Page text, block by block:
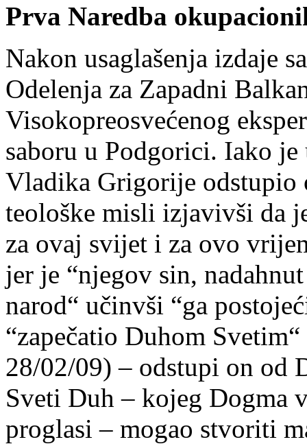
Prva Naredba
Nakon usaglašenja izdaje
Odelenja za Zapadni
Visokopreosvećenog
saboru u Podgorici. Iako
Vladika Grigorije odstupio
teološke misli izjavivši da
za ovaj svijet i za ovo
jer je “njegov sin,
narod“ učinvši “ga
“zapečatio Duhom
28/02/09) – odstupi on od
Sveti Duh – kojeg Dogma
proglasi – mogao stvoriti